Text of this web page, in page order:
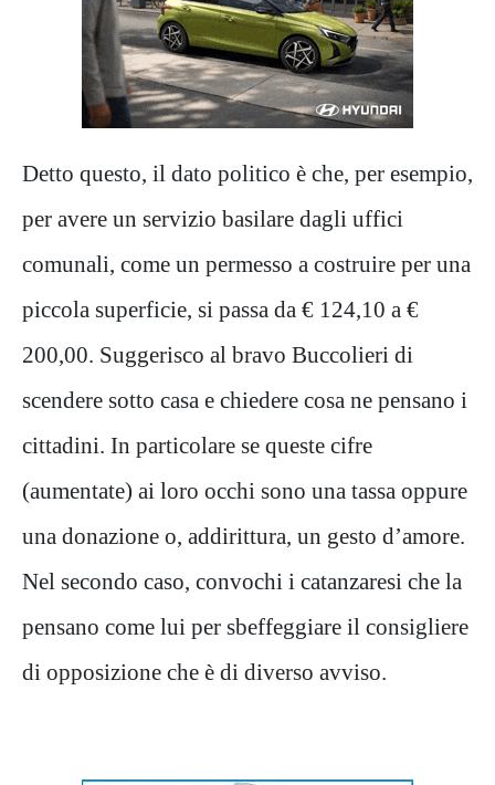
Detto questo, il dato politico è che, per esempio,
per avere un servizio basilare dagli uffici
comunali, come un permesso a costruire per una
piccola superficie, si passa da € 124,10 a €
200,00. Suggerisco al bravo Buccolieri di
scendere sotto casa e chiedere cosa ne pensano i
cittadini. In particolare se queste cifre
(aumentate) ai loro occhi sono una tassa oppure
una donazione o, addirittura, un gesto d’amore.
Nel secondo caso, convochi i catanzaresi che la
pensano come lui per sbeffeggiare il consigliere
di opposizione che è di diverso avviso.